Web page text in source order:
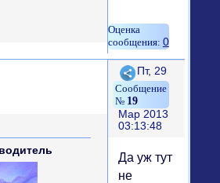
0
Поделиться
19
Пт, 29
Мар 2013
03:13:48
Да уж тут
не